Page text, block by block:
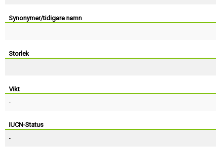
Synonymer/tidigare namn
Storlek
Vikt
-
IUCN-Status
-